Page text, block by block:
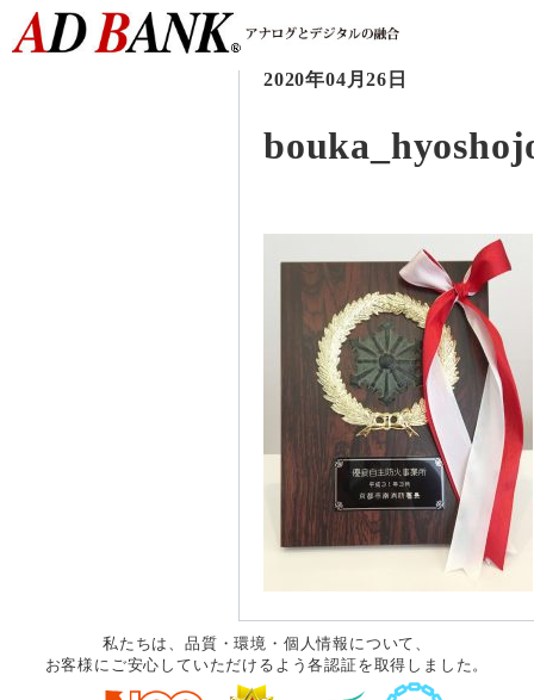
2020年04月26日
私たちは、品質・環境・個人情報について、
お客様にご安心していただけるよう各認証を取得しました。